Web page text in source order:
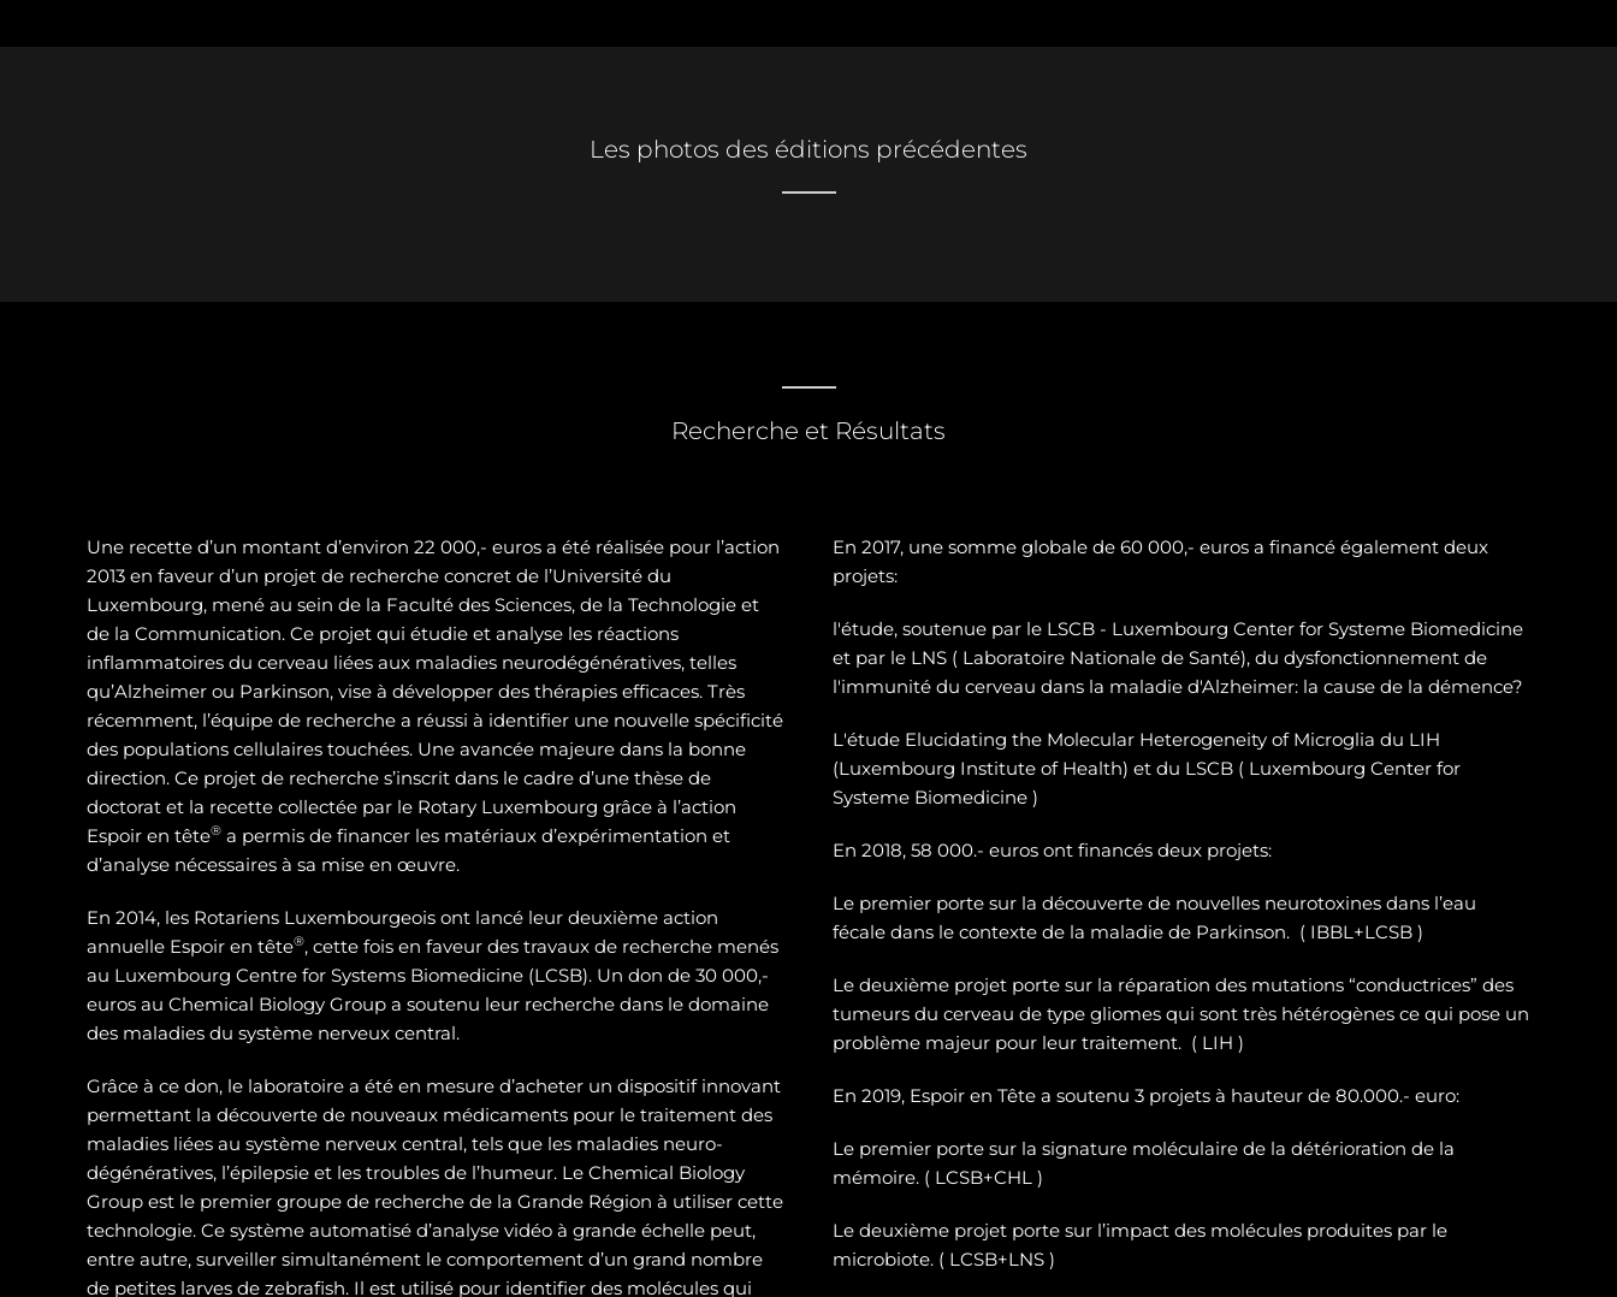
Les photos des éditions précédentes
Recherche et Résultats
Une recette d’un montant d’environ 22 000,- euros a été réalisée pour l’action
2013 en faveur d’un projet de recherche concret de l’Université du
Luxembourg, mené au sein de la Faculté des Sciences, de la Technologie et
de la Communication. Ce projet qui étudie et analyse les réactions
inflammatoires du cerveau liées aux maladies neurodégénératives, telles
qu’Alzheimer ou Parkinson, vise à développer des thérapies efficaces. Très
récemment, l’équipe de recherche a réussi à identifier une nouvelle spécificité
des populations cellulaires touchées. Une avancée majeure dans la bonne
direction. Ce projet de recherche s’inscrit dans le cadre d’une thèse de
doctorat et la recette collectée par le Rotary Luxembourg grâce à l’action
Espoir en tête® a permis de financer les matériaux d’expérimentation et
d’analyse nécessaires à sa mise en œuvre.
En 2014, les Rotariens Luxembourgeois ont lancé leur deuxième action
annuelle Espoir en tête®, cette fois en faveur des travaux de recherche menés
au Luxembourg Centre for Systems Biomedicine (LCSB). Un don de 30 000,-
euros au Chemical Biology Group a soutenu leur recherche dans le domaine
des maladies du système nerveux central.
Grâce à ce don, le laboratoire a été en mesure d’acheter un dispositif innovant
permettant la découverte de nouveaux médicaments pour le traitement des
maladies liées au système nerveux central, tels que les maladies neuro-
dégénératives, l’épilepsie et les troubles de l’humeur. Le Chemical Biology
Group est le premier groupe de recherche de la Grande Région à utiliser cette
technologie. Ce système automatisé d’analyse vidéo à grande échelle peut,
entre autre, surveiller simultanément le comportement d’un grand nombre
de petites larves de zebrafish. Il est utilisé pour identifier des molécules qui
En 2017, une somme globale de 60 000,- euros a financé également deux
projets:
l'étude, soutenue par le LSCB - Luxembourg Center for Systeme Biomedicine
et par le LNS ( Laboratoire Nationale de Santé), du dysfonctionnement de
l'immunité du cerveau dans la maladie d'Alzheimer: la cause de la démence?
L'étude Elucidating the Molecular Heterogeneity of Microglia du LIH
(Luxembourg Institute of Health) et du LSCB ( Luxembourg Center for
Systeme Biomedicine )
En 2018, 58 000.- euros ont financés deux projets:
Le premier porte sur la découverte de nouvelles neurotoxines dans l’eau
fécale dans le contexte de la maladie de Parkinson. ( IBBL+LCSB )
Le deuxième projet porte sur la réparation des mutations “conductrices” des
tumeurs du cerveau de type gliomes qui sont très hétérogènes ce qui pose un
problème majeur pour leur traitement. ( LIH )
En 2019, Espoir en Tête a soutenu 3 projets à hauteur de 80.000.- euro:
Le premier porte sur la signature moléculaire de la détérioration de la
mémoire. ( LCSB+CHL )
Le deuxième projet porte sur l’impact des molécules produites par le
microbiote. ( LCSB+LNS )